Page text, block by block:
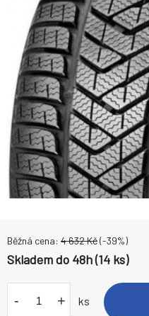
Běžná cena: 4 632Kč(-39%)
Skladem do 48h (14 ks)
- + ks